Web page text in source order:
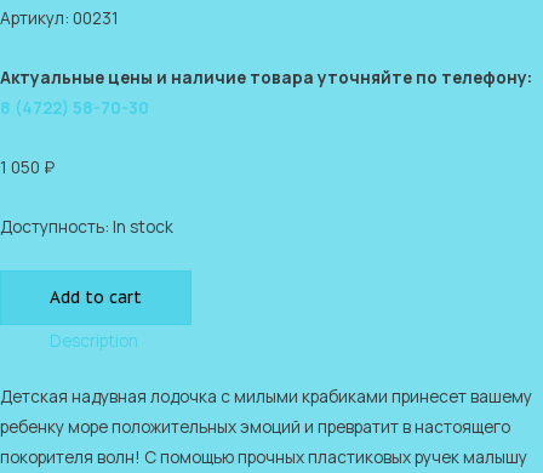
Артикул: 00231
Актуальные цены и наличие товара уточняйте по телефону:
8 (4722) 58-70-30
1 050 ₽
Доступность: In stock
Add to cart
Description
Детская надувная лодочка с милыми крабиками принесет вашему
ребенку море положительных эмоций и превратит в настоящего
покорителя волн! С помощью прочных пластиковых ручек малышу